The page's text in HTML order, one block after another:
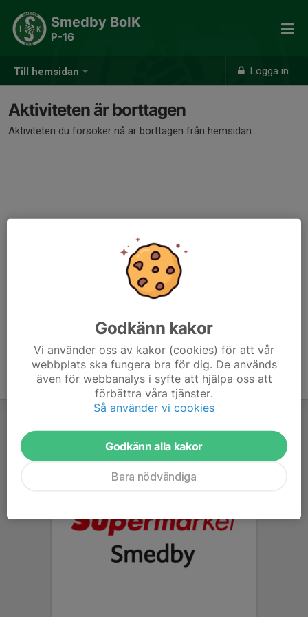
Till hemsidan Logga in
Smedby BoIK
P-16
Aktiviteten är borttagen
Aktiviteten du försöker nå är borttagen från hemsidan.
Godkänn kakor
Vi använder oss av kakor (cookies) för att vår
webbplats ska fungera bra för dig. De används
även för webbanalys i syfte att hjälpa oss att
förbättra våra tjänster.
Så använder vi cookies
Godkänn alla kakor
Bara nödvändiga